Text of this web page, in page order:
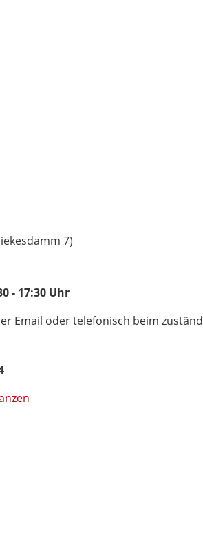
7)
- 17:30 Uhr
Email oder telefonisch beim